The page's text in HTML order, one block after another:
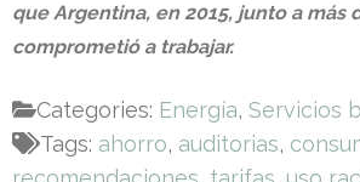
que Argentina, en 2015, junto a más
comprometió a trabajar.
Categories: Energía,Servicios
Tags: ahorro, auditorias,